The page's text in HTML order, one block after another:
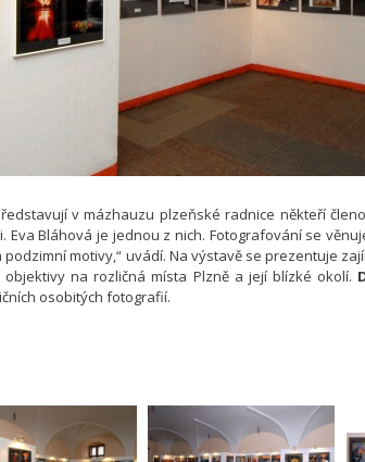
v mázhauzu plzeňské radnice někteří
Bláhová je jednou z nich. Fotografování se
motivy,“ uvádí. Na výstavě se prezentuje
na rozličná místa Plzně a její blízké okolí.
osobitých fotografií.